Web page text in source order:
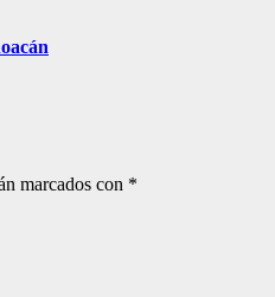
marcados con *